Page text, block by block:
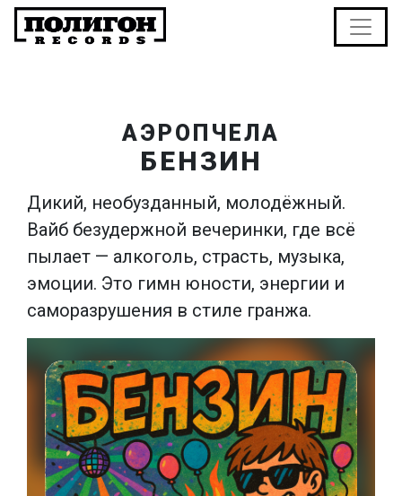
АЭРОПЧЕЛА
БЕНЗИН
Дикий, необузданный, молодёжный.
Вайб безудержной вечеринки, где всё
пылает — алкоголь, страсть, музыка,
эмоции. Это гимн юности, энергии и
саморазрушения в стиле гранжа.